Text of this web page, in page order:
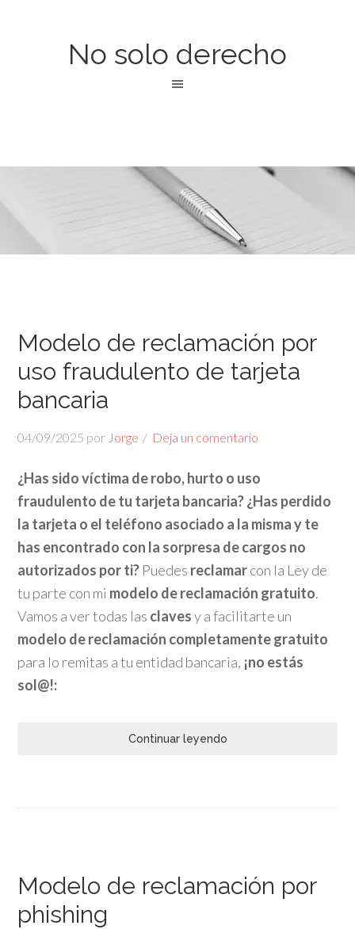
No solo derecho
Modelo de reclamación por
uso fraudulento de tarjeta
bancaria
04/09/2025 por Jorge Deja un comentario
¿Has sido víctima de robo, hurto o uso
fraudulento de tu tarjeta bancaria?¿Has perdido
la tarjeta o el teléfono asociado a la misma y te
has encontrado con la sorpresa de cargos no
autorizados por ti? Puedes reclamarcon la Ley de
tu parte con mi modelo de reclamación gratuito.
Vamos a ver todas las clavesy a facilitarte un
modelo de reclamación completamente gratuito
para lo remitas a tu entidad bancaria, ¡no estás
sol@!:
Continuar leyendo
Modelo de reclamación por
phishing